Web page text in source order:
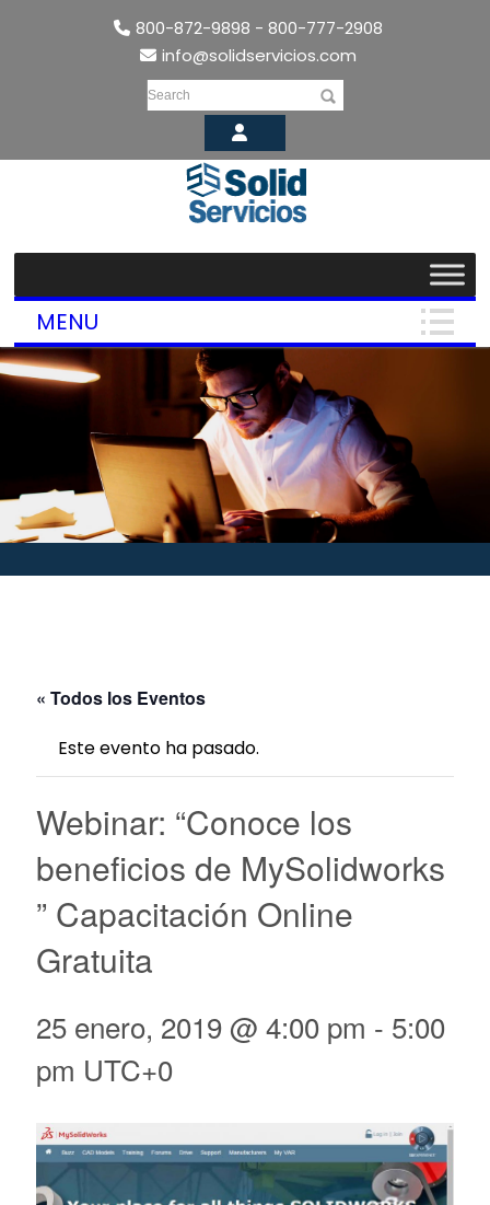
800-872-9898 - 800-777-2908
info@solidservicios.com
Search
MENU
« Todos los Eventos
Este evento ha pasado.
Webinar: “Conoce los
beneficios de MySolidworks
” Capacitación Online
Gratuita
25 enero, 2019 @ 4:00 pm - 5:00
pm UTC+0